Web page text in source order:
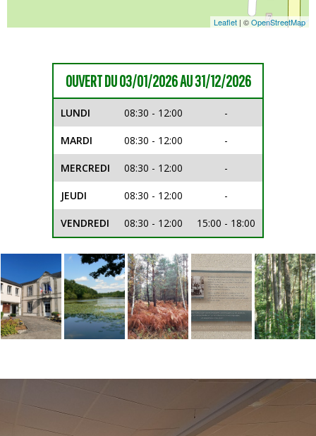
Leaflet | ©OpenStreetMap
OUVERT DU 03/01/2026 AU 31/12/2026
LUNDI 08:30 - 12:00 -
MARDI 08:30 - 12:00 -
MERCREDI 08:30 - 12:00 -
JEUDI 08:30 - 12:00 -
VENDREDI 08:30 - 12:00 15:00 - 18:00